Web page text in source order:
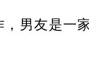
男友是一